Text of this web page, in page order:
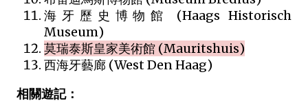
海牙歷史博物館 (Haags Historisch
Museum)
莫瑞泰斯皇家美術館 (Mauritshuis)
西海牙藝廊 (West Den Haag)
相關遊記：